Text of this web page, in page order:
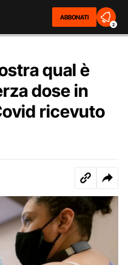
ABBONATI
2
qual è
dose in
ricevuto